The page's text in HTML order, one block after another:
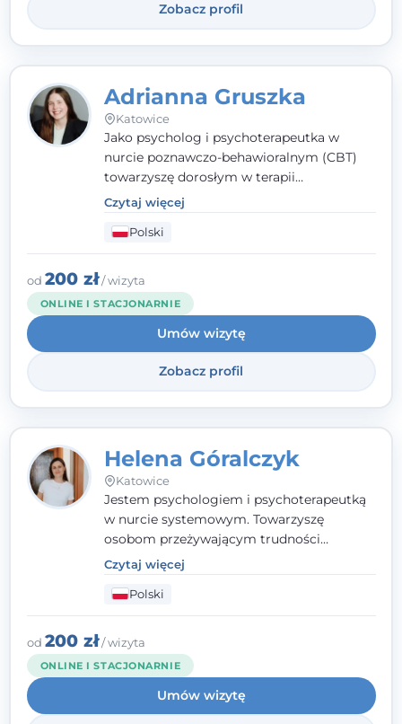
Zobacz profil
Adrianna Gruszka
Katowice
Jako psycholog i psychoterapeutka w
nurcie poznawczo-behawioralnym (CBT)
towarzyszę dorosłym w terapii
indywidualnej oraz nastolatkom od 15. roku
życia. Zależy mi, by naprawdę usłyszeć, z
czym do mnie przychodzisz, i dobrać
sposób pracy do Ciebie - bez gotowych
schematów i bez oceniania.
Czytaj więcej
Polski
od 200 zł/ wizyta
ONLINE I STACJONARNIE
Umów wizytę
Zobacz profil
Helena Góralczyk
Katowice
Jestem psychologiem i psychoterapeutką
w nurcie systemowym. Towarzyszę
osobom przeżywającym trudności
emocjonalne, relacyjne albo znajdującym
się w kryzysie. Liczy się dla mnie
autentyczna, oparta na zaufaniu relacja
oraz przestrzeń, w której każdy poczuje się
wysłuchany i potraktowany z szacunkiem.
Czytaj więcej
Polski
od 200 zł/ wizyta
ONLINE I STACJONARNIE
Umów wizytę